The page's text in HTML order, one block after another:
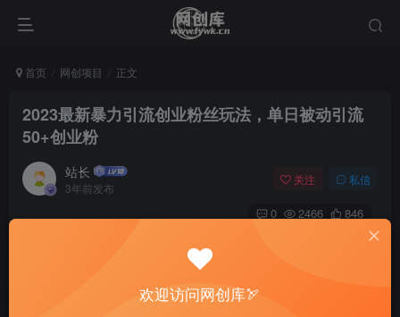
首页 网创项目 正文
2023最新暴力引流创业粉丝玩法，单日被动引流
50+创业粉
站长
3年前发布
关注 私信
0 2466 846
欢迎访问网创库🏹